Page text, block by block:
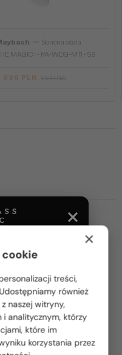
Sončna očala
MAGIC I - PA-WDG-M11 - 59
636 PLN
i doskonałą jakość
Marka ta słynie z
również w
wykorzystują
i metali premium,
i niepowtarzalny.
i luksusowe zdobienia
dla Ciebie kraj:
×
treści,
również
naszej witryny,
analitycznym, którzy
które im
korzystania przez